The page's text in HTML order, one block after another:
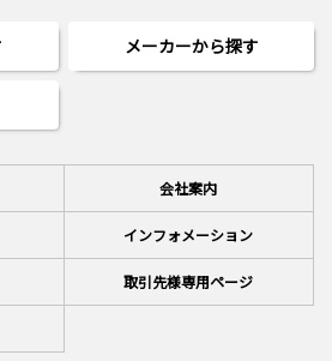
メーカーから探す
会社案内
インフォメーション
取引先様専用ページ